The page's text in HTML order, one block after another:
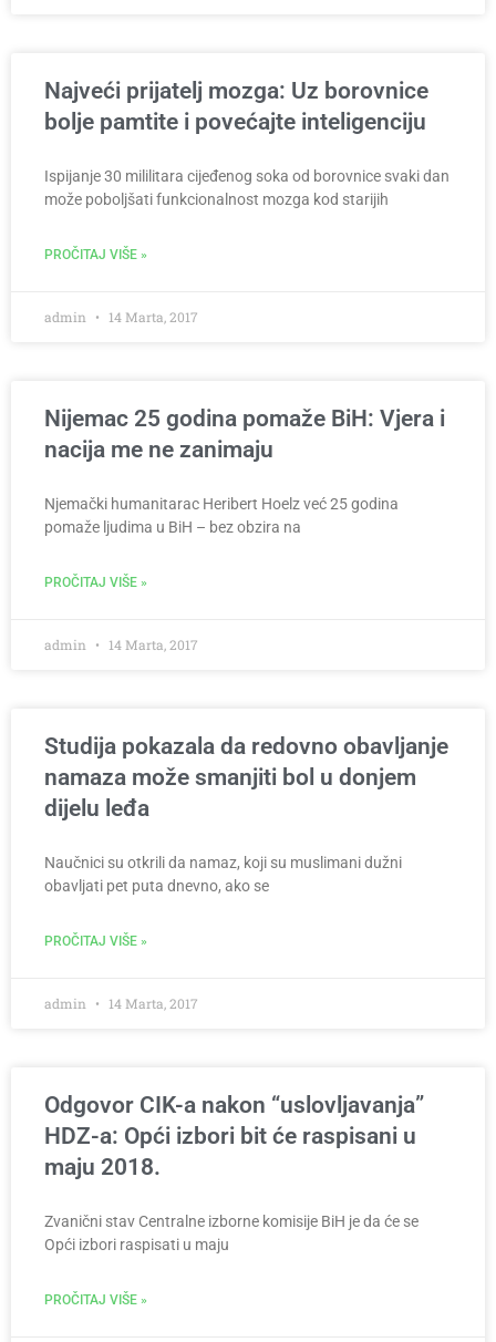
Najveći prijatelj mozga: Uz borovnice
bolje pamtite i povećajte inteligenciju
Ispijanje 30 mililitara cijeđenog soka od borovnice svaki dan
može poboljšati funkcionalnost mozga kod starijih
PROČITAJ VIŠE »
admin 14 Marta, 2017
Nijemac 25 godina pomaže BiH: Vjera i
nacija me ne zanimaju
Njemački humanitarac Heribert Hoelz već 25 godina
pomaže ljudima u BiH – bez obzira na
PROČITAJ VIŠE »
admin 14 Marta, 2017
Studija pokazala da redovno obavljanje
namaza može smanjiti bol u donjem
dijelu leđa
Naučnici su otkrili da namaz, koji su muslimani dužni
obavljati pet puta dnevno, ako se
PROČITAJ VIŠE »
admin 14 Marta, 2017
Odgovor CIK-a nakon “uslovljavanja”
HDZ-a: Opći izbori bit će raspisani u
maju 2018.
Zvanični stav Centralne izborne komisije BiH je da će se
Opći izbori raspisati u maju
PROČITAJ VIŠE »